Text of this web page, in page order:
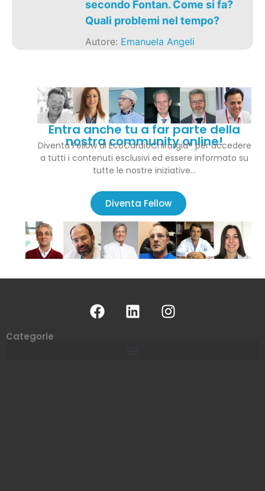
secondo Fontan. Come si fa?
Quali problemi nel tempo?
Autore: Emanuela Angeli
Entra anche tu a far parte della
nostra community online!
Diventa Fellow di EcoCardioChirurgia® per accedere
a tutti i contenuti esclusivi ed essere informato su
tutte le nostre iniziative…
Diventa Fellow
Categorie